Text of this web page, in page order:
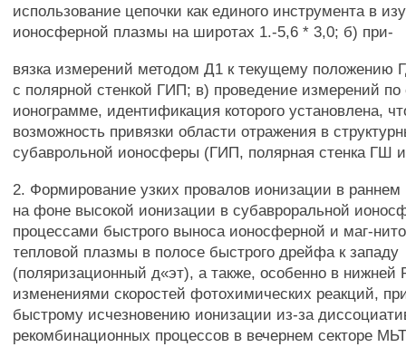
использование цепочки как единого инструмента в
ионосферной плазмы на широтах 1.-5,6 * 3,0; б) при-
вязка измерений методом Д1 к текущему положению
с полярной стенкой ГИП; в) проведение измерений по
ионограмме, идентификация которого установлена,
возможность привязки области отражения в
субаврольной ионосферы (ГИП, полярная стенка ГШ
2. Формирование узких провалов ионизации в раннем
на фоне высокой ионизации в субавроральной
процессами быстрого выноса ионосферной и маг-
тепловой плазмы в полосе быстрого дрейфа к западу
(поляризационный д«эт), а также, особенно в нижней
изменениями скоростей фотохимических реакций,
быстрому исчезновению ионизации из-за
рекомбинационных процессов в вечернем секторе